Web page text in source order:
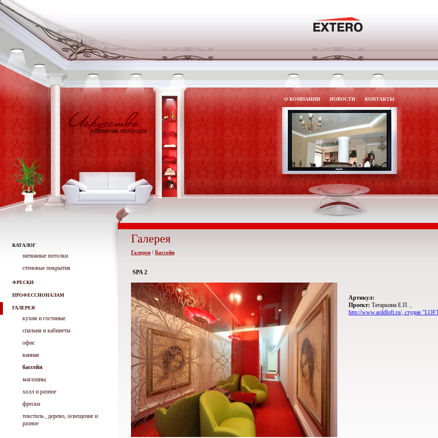
О КОМПАНИИ НОВОСТИ КОНТАКТЫ
КАТАЛОГ
натяжные потолки
стеновые покрытия
ФРЕСКИ
ПРОФЕССИОНАЛАМ
ГАЛЕРЕЯ
кухня и гостиные
спальня и кабинеты
офис
ванная
бассейн
магазины
холл и разное
фрески
текстиль , дерево, освещение и
разное
Галерея
Галерея / Бассейн
SPA 2
Артикул:
Проект: Татаркина Е.П. ,
http://www.arddloft.ru/, студия